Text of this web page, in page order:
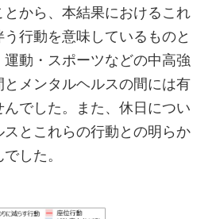
から、本結果におけるこれ
行動を意味しているものと
動・スポーツなどの中高強
とメンタルヘルスの間には有
でした。また、休日につい
とこれらの行動との明らか
した。